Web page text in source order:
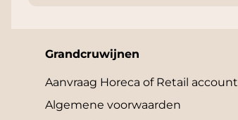
Grandcruwijnen
Aanvraag Horeca of Retail account
Algemene voorwaarden